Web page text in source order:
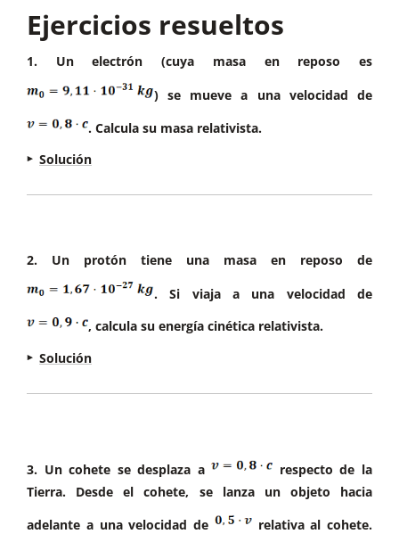
Ejercicios resueltos
1. Un electrón (cuya masa en reposo es
) se mueve a una velocidad de
. Calcula su masa relativista.
Solución
Calculamos el factor de Lorenz :
Sabemos que
La masa relativista 𝑚 se calcula como:
2. Un protón tiene una masa en reposo de
. Si viaja a una velocidad de
, calcula su energía cinética relativista.
Solución
La velocidad del protón es:
3. Un cohete se desplaza a
respecto de la
Tierra. Desde el cohete, se lanza un objeto hacia
adelante a una velocidad de
relativa al cohete.